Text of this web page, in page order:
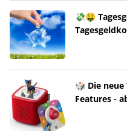
💸🤑
🎲 Die
Features -